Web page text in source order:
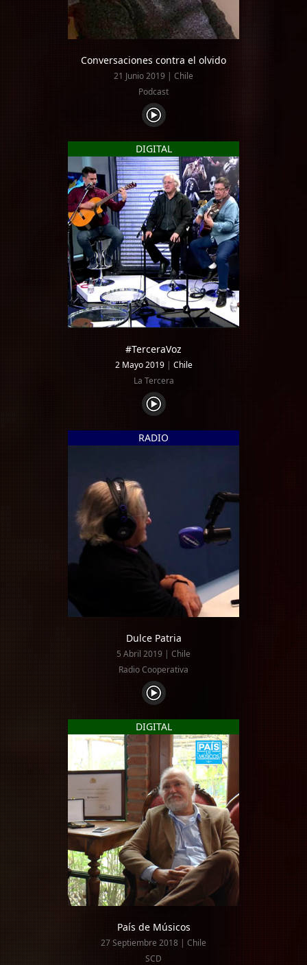
Conversaciones contra el olvido
21 Junio 2019 | Chile
Podcast
DIGITAL
#TerceraVoz
2 Mayo 2019| Chile
La Tercera
RADIO
Dulce Patria
5 Abril 2019 | Chile
Radio Cooperativa
DIGITAL
País de Músicos
27 Septiembre 2018 | Chile
SCD